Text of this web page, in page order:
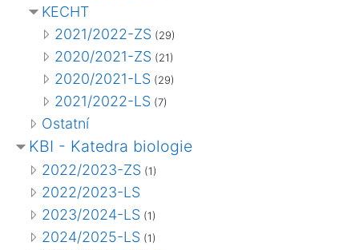
KECHT
2021/2022-ZS (29)
2020/2021-ZS (21)
2020/2021-LS (29)
2021/2022-LS (7)
Ostatní
KBI - Katedra biologie
2022/2023-ZS (1)
2022/2023-LS
2023/2024-LS (1)
2024/2025-LS (1)